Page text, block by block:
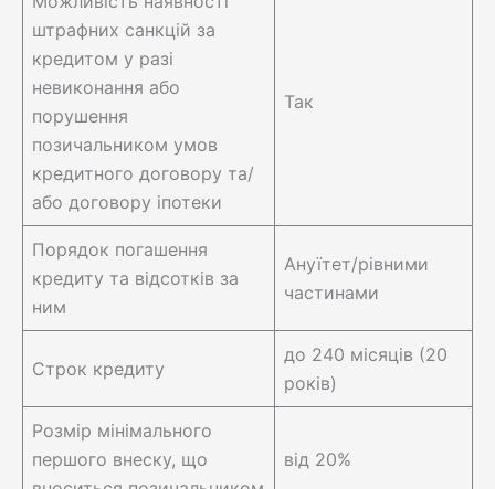
штрафних санкцій за
кредитом у разі
невиконання або
порушення
позичальником умов
кредитного договору та/
або договору іпотеки
Так
Порядок погашення
кредиту та відсотків за
ним
Ануїтет/рівними
частинами
Строк кредиту
до 240 місяців (20
років)
Розмір мінімального
першого внеску, що
від 20%